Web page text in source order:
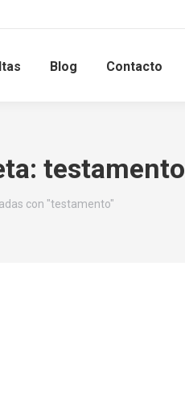
Blog Contacto
testamento
con "testamento"